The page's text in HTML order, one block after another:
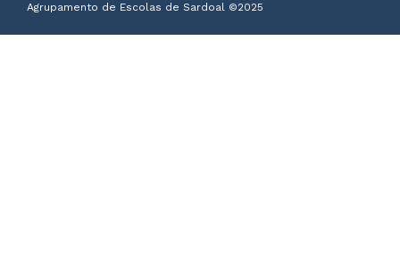
Agrupamento de Escolas de Sardoal ©2025